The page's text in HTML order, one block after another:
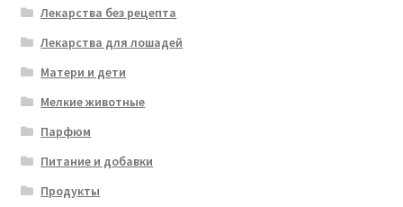
Лекарства без рецепта
Лекарства для лошадей
Матери и дети
Мелкие животные
Парфюм
Питание и добавки
Продукты